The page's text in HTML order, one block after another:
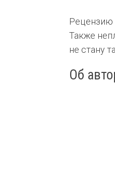
Рецензию
Также
не стану
Об